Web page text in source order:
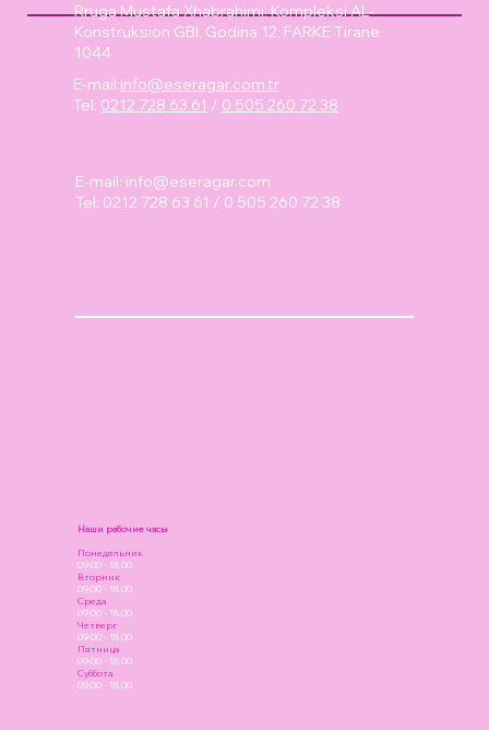
E-mail: info@eseragar.com
Tel: 0212 728 63 61 / 0 505 260 72 38
Наши рабочие часы
Понедельник
09:00 - 18.00
Вторник
09:00 - 18.00
Среда
09:00 - 18.00
Четверг
09:00 - 18.00
Пятница
09:00 - 18.00
Суббота
09:00 - 18.00
Rruga Mustafa Xhabrahimi, Kompleksi AL-
Konstruksion GBI, Godina 12; FARKE Tirane
1044
E-mail:info@eseragar.com.tr
Tel: 0212 728 63 61 / 0 505 260 72 38